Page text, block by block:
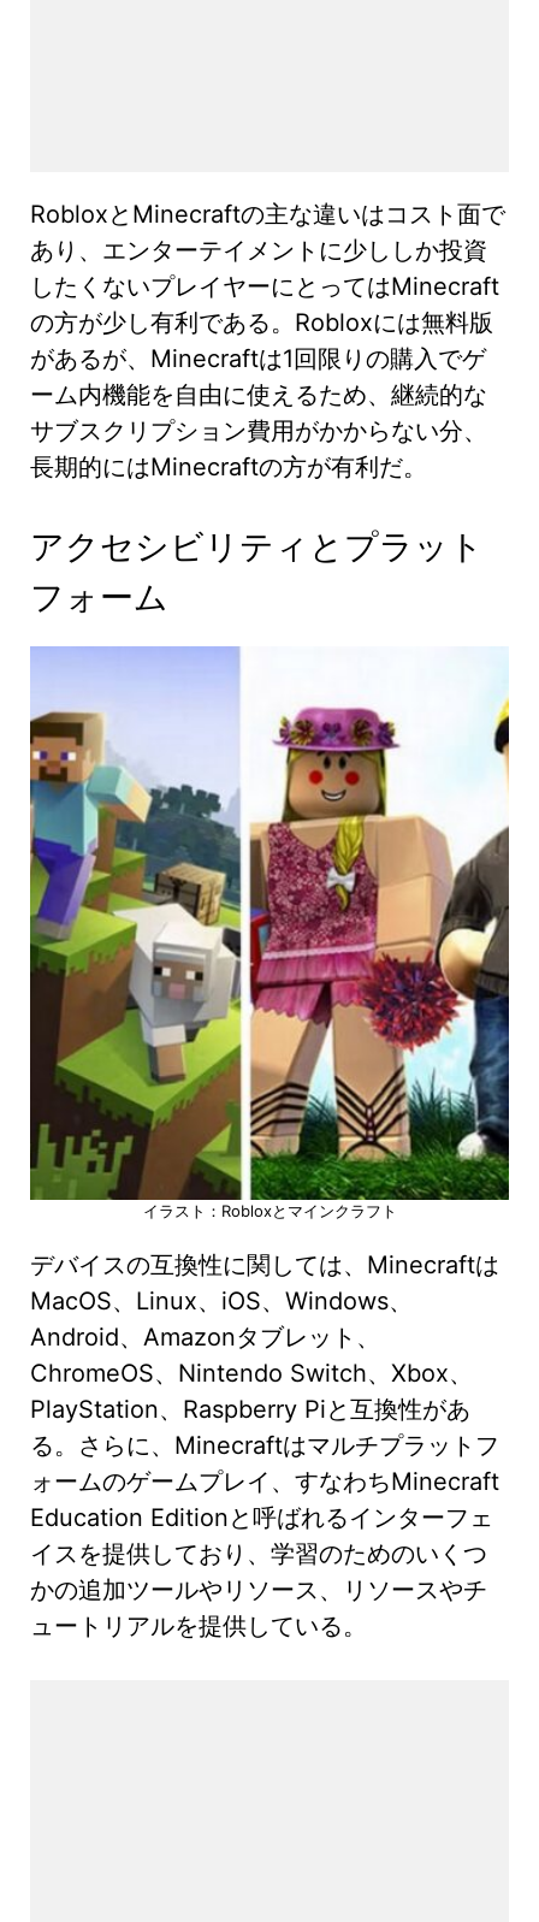
RobloxとMinecraftの主な違いはコスト面で
あり、エンターテイメントに少ししか投資
したくないプレイヤーにとってはMinecraft
の方が少し有利である。Robloxには無料版
があるが、Minecraftは1回限りの購入でゲ
ーム内機能を自由に使えるため、継続的な
サブスクリプション費用がかからない分、
長期的にはMinecraftの方が有利だ。
アクセシビリティとプラット
フォーム
イラスト：Robloxとマインクラフト
デバイスの互換性に関しては、Minecraftは
MacOS、Linux、iOS、Windows、
Android、Amazonタブレット、
ChromeOS、Nintendo Switch、Xbox、
PlayStation、Raspberry Piと互換性があ
る。さらに、Minecraftはマルチプラットフ
ォームのゲームプレイ、すなわちMinecraft
Education Editionと呼ばれるインターフェ
イスを提供しており、学習のためのいくつ
かの追加ツールやリソース、リソースやチ
ュートリアルを提供している。